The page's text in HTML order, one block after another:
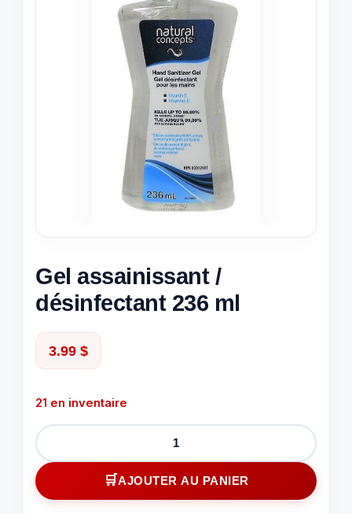
Gel assainissant /
désinfectant 236 ml
3.99 $
21 en inventaire
quantité
de
Gel
assainissant
AJOUTER AU PANIER